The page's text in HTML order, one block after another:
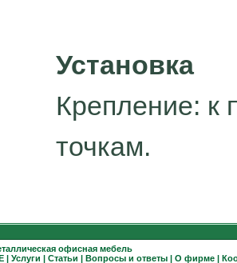
Установка
Крепление: к
точкам.
офисная мебель
| Услуги | Статьи | Вопросы и ответы | О фирме |